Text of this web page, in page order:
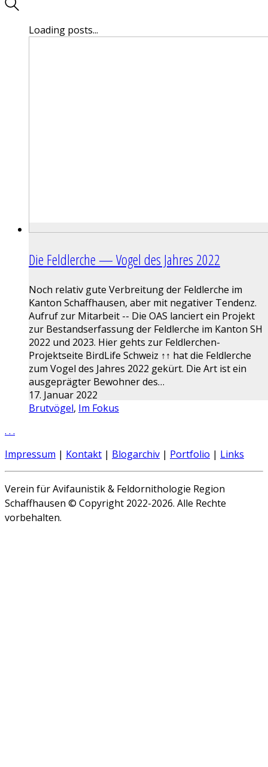
Loading posts...
Die Feldlerche — Vogel des Jahres 2022
Noch relativ gute Verbreitung der Feldlerche im
Kanton Schaffhausen, aber mit negativer Tendenz.
Aufruf zur Mitarbeit -- Die OAS lanciert ein Projekt
zur Bestandserfassung der Feldlerche im Kanton SH
2022 und 2023. Hier gehts zur Feldlerchen-
Projektseite BirdLife Schweiz ↑↑ hat die Feldlerche
zum Vogel des Jahres 2022 gekürt. Die Art ist ein
ausgeprägter Bewohner des…
17. Januar 2022
Brutvögel, Im Fokus
. . .
Impressum | Kontakt | Blogarchiv | Portfolio | Links
Verein für Avifaunistik & Feldornithologie Region
Schaffhausen © Copyright 2022-2026. Alle Rechte
vorbehalten.